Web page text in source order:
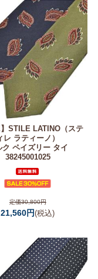
STILE LATINO（ステ
レ ラティーノ）
ク ペイズリー タイ
38245001025
定価30,800円
21,560円(税込)